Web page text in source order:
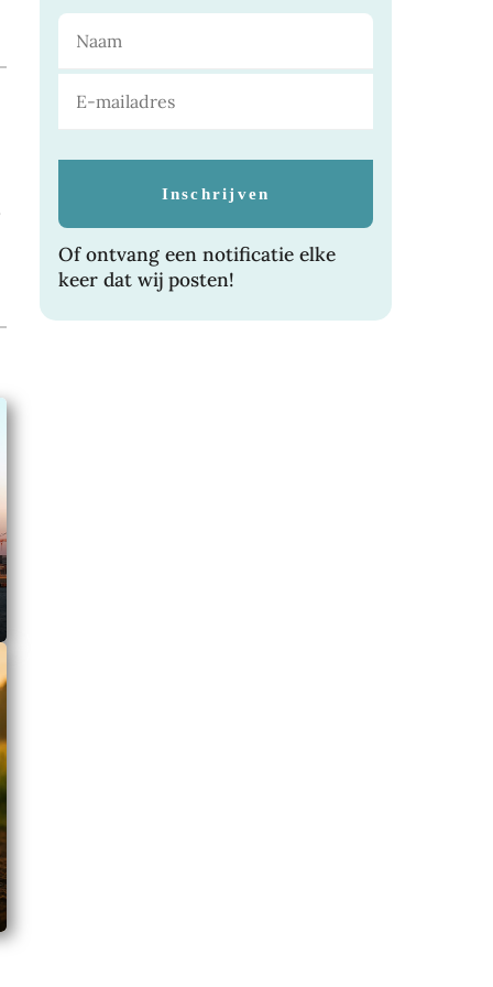
Of ontvang een notificatie elke
keer dat wij posten!